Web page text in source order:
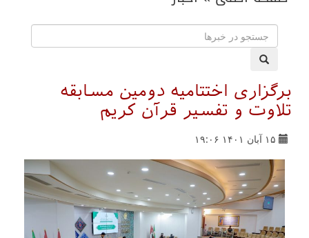
برگزاری اختتامیه دومین مسابقه
تلاوت و تفسیر قرآن کریم
۱۵ آبان ۱۴۰۱ ۱۹:۰۶